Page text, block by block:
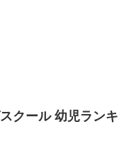
クール 幼児ランキ